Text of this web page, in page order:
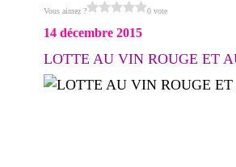
Vous aimez ? 0 vote
14 décembre 2015
LOTTE AU VIN ROUGE ET